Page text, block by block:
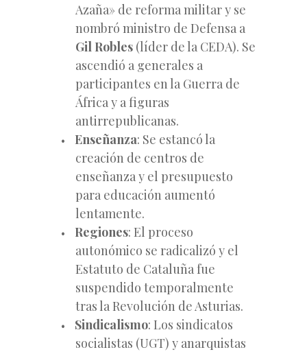
Azaña» de reforma militar y se
nombró ministro de Defensa a
Gil Robles (líder de la CEDA). Se
ascendió a generales a
participantes en la Guerra de
África y a figuras
antirrepublicanas.
Enseñanza: Se estancó la
creación de centros de
enseñanza y el presupuesto
para educación aumentó
lentamente.
Regiones: El proceso
autonómico se radicalizó y el
Estatuto de Cataluña fue
suspendido temporalmente
tras la Revolución de Asturias.
Sindicalismo: Los sindicatos
socialistas (UGT) y anarquistas